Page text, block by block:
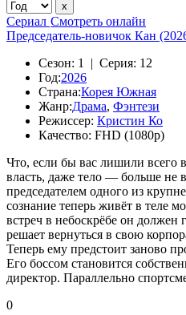
Сериал Смотреть онлайн
Председатель-новичок Кан
Сезон: 1 | Серия: 12
Год:2026
Страна:Корея Южная
Жанр:Драма, Фэнтези
Режиссер: Кристин Ко
Качество: FHD (1080p)
Что, если бы вас лишили всего
власть, даже тело — больше не
председателем одного из
сознание теперь живёт в теле
встреч в небоскрёбе он должен
решает вернуться в свою
Теперь ему предстоит заново
Его боссом становится
директор. Параллельно
0